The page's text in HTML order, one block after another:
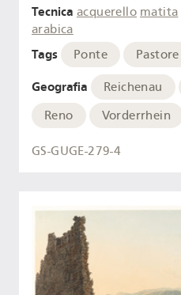
Tecnica acquerello matita
arabica
Tags Ponte Pastore
Geografia Reichenau
Reno
Vorderrhein
GS-GUGE-279-4